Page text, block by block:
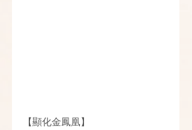
【顯化金鳳凰】